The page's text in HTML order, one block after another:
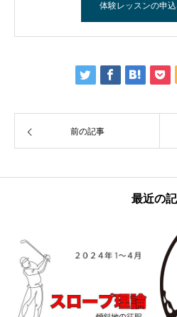
体験レッスンの申込
前の記事
最近の